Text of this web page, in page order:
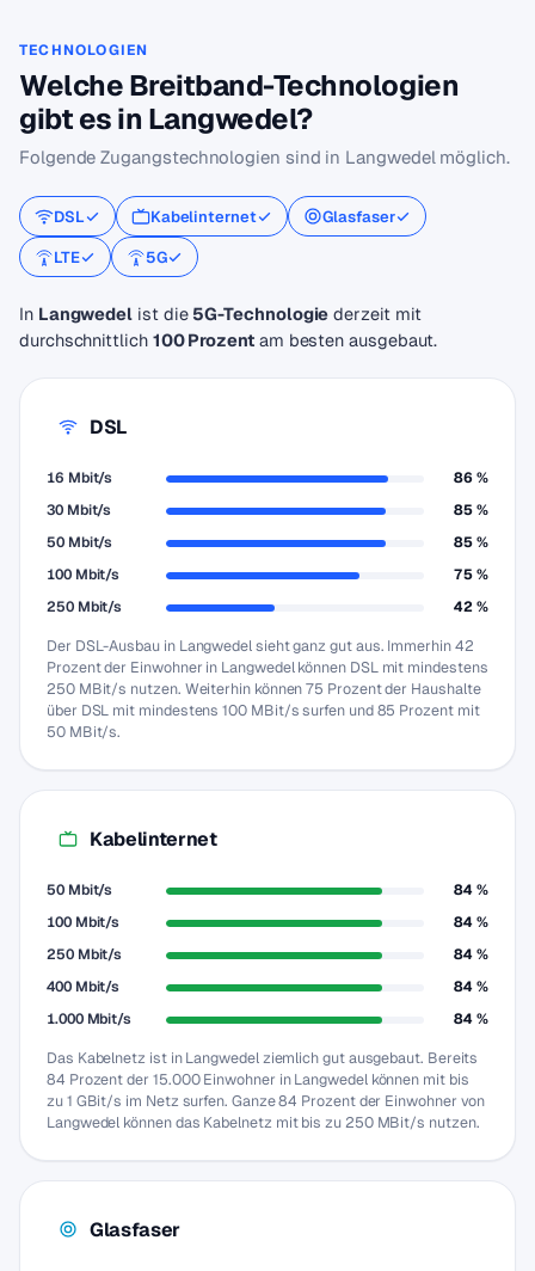
TECHNOLOGIEN
Welche Breitband-Technologien
gibt es in Langwedel?
Folgende Zugangstechnologien sind in Langwedel möglich.
DSL Kabelinternet
Glasfaser
LTE
5G
In Langwedel ist die 5G-Technologie derzeit mit
durchschnittlich 100 Prozentam besten ausgebaut.
DSL
16 Mbit/s
86 %
30 Mbit/s
85 %
50 Mbit/s
85 %
100 Mbit/s
75 %
250 Mbit/s
42 %
Der DSL-Ausbau in Langwedel sieht ganz gut aus. Immerhin 42
Prozent der Einwohner in Langwedel können DSL mit mindestens
250 MBit/s nutzen. Weiterhin können 75 Prozent der Haushalte
über DSL mit mindestens 100 MBit/s surfen und 85 Prozent mit
50 MBit/s.
Kabelinternet
50 Mbit/s
84 %
100 Mbit/s
84 %
250 Mbit/s
84 %
400 Mbit/s
84 %
1.000 Mbit/s
84 %
Das Kabelnetz ist in Langwedel ziemlich gut ausgebaut. Bereits
84 Prozent der 15.000 Einwohner in Langwedel können mit bis
zu 1 GBit/s im Netz surfen. Ganze 84 Prozent der Einwohner von
Langwedel können das Kabelnetz mit bis zu 250 MBit/s nutzen.
Glasfaser